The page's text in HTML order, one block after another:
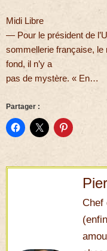
Midi Libre
— Pour le président de
sommellerie française,
fond, il n’y a
pas de mystère. « En…
Partager :
Chef